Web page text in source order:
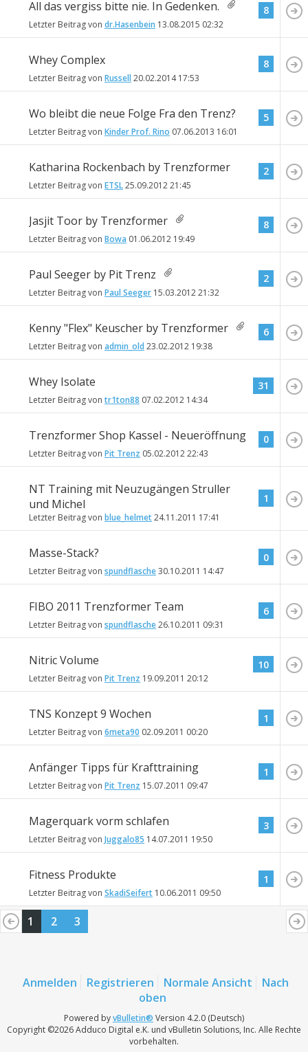
All das vergiss bitte nie. In Gedenken.
Letzter Beitrag von dr.Hasenbein 13.08.2015 02:32
8
Whey Complex
Letzter Beitrag von Russell20.02.201417:53
8
Wo bleibt die neue Folge Fra den Trenz?
Letzter Beitrag von Kinder Prof. Rino 07.06.2013 16:01
5
Katharina Rockenbach by Trenzformer
Letzter Beitrag von ETSL25.09.201221:45
2
Jasjit Toor by Trenzformer
Letzter Beitrag von Bowa 01.06.2012 19:49
8
Paul Seeger by Pit Trenz
Letzter Beitrag von Paul Seeger 15.03.201221:32
2
Kenny "Flex" Keuscher by Trenzformer
Letzter Beitrag von admin_old 23.02.2012 19:38
6
Whey Isolate
Letzter Beitrag von tr1ton88 07.02.2012 14:34
31
Trenzformer Shop Kassel - Neueröffnung
Letzter Beitrag von Pit Trenz 05.02.201222:43
0
NT Training mit Neuzugängen Struller
und Michel
Letzter Beitrag von blue_helmet24.11.2011 17:41
1
Masse-Stack?
Letzter Beitrag von spundflasche30.10.2011 14:47
0
FIBO 2011 Trenzformer Team
Letzter Beitrag von spundflasche26.10.2011 09:31
6
Nitric Volume
Letzter Beitrag von Pit Trenz 19.09.2011 20:12
10
TNS Konzept 9 Wochen
Letzter Beitrag von 6meta90 02.09.2011 00:20
1
Anfänger Tipps für Krafttraining
Letzter Beitrag von Pit Trenz 15.07.2011 09:47
1
Magerquark vorm schlafen
Letzter Beitrag von Juggalo85 14.07.2011 19:50
3
Fitness Produkte
Letzter Beitrag von SkadiSeifert 10.06.2011 09:50
1
1 2 3
Anmelden Registrieren Normale Ansicht
Nach
oben
Powered byvBulletin® Version 4.2.0 (Deutsch)
Copyright ©2026 Adduco Digital e.K. und vBulletin Solutions, Inc. Alle Rechte
vorbehalten.